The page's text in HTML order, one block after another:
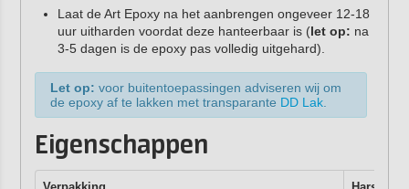
Laat de Art Epoxy na het aanbrengen ongeveer 12-18
uur uitharden voordat deze hanteerbaar is (let op: na
3-5 dagen is de epoxy pas volledig uitgehard).
Let op: voor buitentoepassingen adviseren wij om
de epoxy af te lakken met transparante DD Lak.
Eigenschappen